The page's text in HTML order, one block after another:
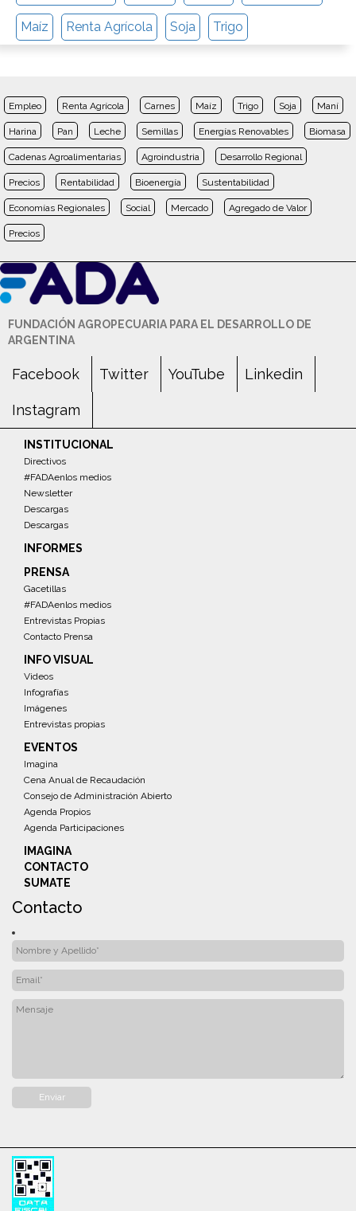
Maíz Renta Agrícola Soja Trigo
Empleo Renta Agrícola Carnes Maíz Trigo Soja Maní
Harina Pan Leche Semillas Energías Renovables Biomasa
Cadenas Agroalimentarias Agroindustria Desarrollo Regional
Precios Rentabilidad Bioenergía Sustentabilidad
Economías Regionales Social Mercado Agregado de Valor
Precios
FUNDACIÓN AGROPECUARIA PARA EL DESARROLLO DE
ARGENTINA
Facebook Twitter YouTube Linkedin
Instagram
INSTITUCIONAL
Directivos
#FADAenlos medios
Newsletter
Descargas
Descargas
INFORMES
PRENSA
Gacetillas
#FADAenlos medios
Entrevistas Propias
Contacto Prensa
INFO VISUAL
Videos
Infografías
Imágenes
Entrevistas propias
EVENTOS
Imagina
Cena Anual de Recaudación
Consejo de Administración Abierto
Agenda Propios
Agenda Participaciones
IMAGINA
CONTACTO
SUMATE
Contacto